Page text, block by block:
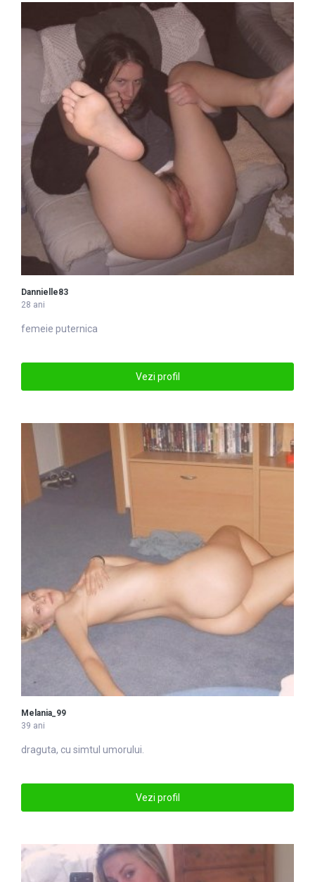
Dannielle83
28 ani
femeie puternica
Vezi profil
Melania_99
39 ani
draguta, cu simtul umorului.
Vezi profil